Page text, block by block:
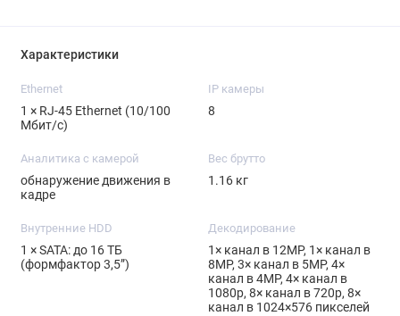
Характеристики
Ethernet
1 × RJ-45 Ethernet (10/100
Мбит/с)
IP камеры
8
Аналитика с камерой
обнаружение движения в
кадре
Вес брутто
1.16 кг
Внутренние HDD
1 × SATA: до 16 ТБ
(формфактор 3,5”)
Декодирование
1× канал в 12MP, 1× канал в
8MP, 3× канал в 5MP, 4×
канал в 4MP, 4× канал в
1080p, 8× канал в 720p, 8×
канал в 1024×576 пикселей